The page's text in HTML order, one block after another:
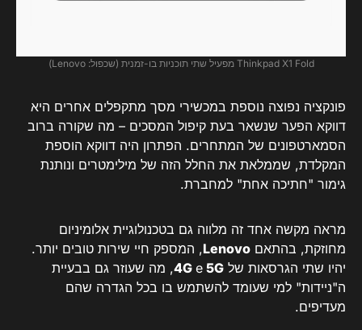
Thinkpad X1 Fold מפעיל שתי תוכניות בו-זמנית (שכפול: Lenovo)
פונקציה נפוצה נוספת במכשירי מסך מתקפלים אחרים היא
דווקא הפער שנשאר בעת קיפול המסכים – מה שקורה ברוב
הסמארטפונים של המתחרים. הפתרון היה דווקא הוספת
המקלדת, שממלאת את החלל הזה של מילימטרים ונותנת
גימור "חתיכה אחת" למחברת.
מראה מקשה אחד זה מלווה גם בטכנולוגיית אלומיניום
מחוזקת, בהתאם Lenovo, המספק חיי שירות טובים יותר.
יהיו שתי הגרסאות של
4G e 5G
, מה שעוזר גם בבעיית
ה"ניידות" למי שעומד להשתמש בו בכל הגדרה שהם
מעדיפים.